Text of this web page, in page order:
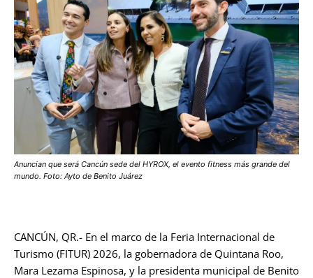
Anuncian que será Cancún sede del HYROX, el evento fitness más grande del
mundo. Foto: Ayto de Benito Juárez
CANCÚN, QR.- En el marco de la Feria Internacional de
Turismo (FITUR) 2026, la gobernadora de Quintana Roo,
Mara Lezama Espinosa, y la presidenta municipal de Benito